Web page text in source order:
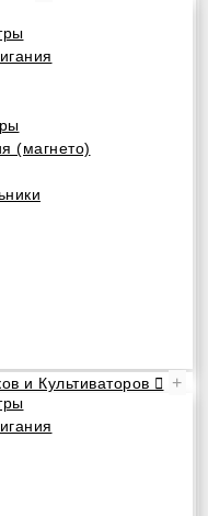
(магнето)
и Культиваторов
+